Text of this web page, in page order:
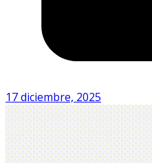
17 diciembre, 2025